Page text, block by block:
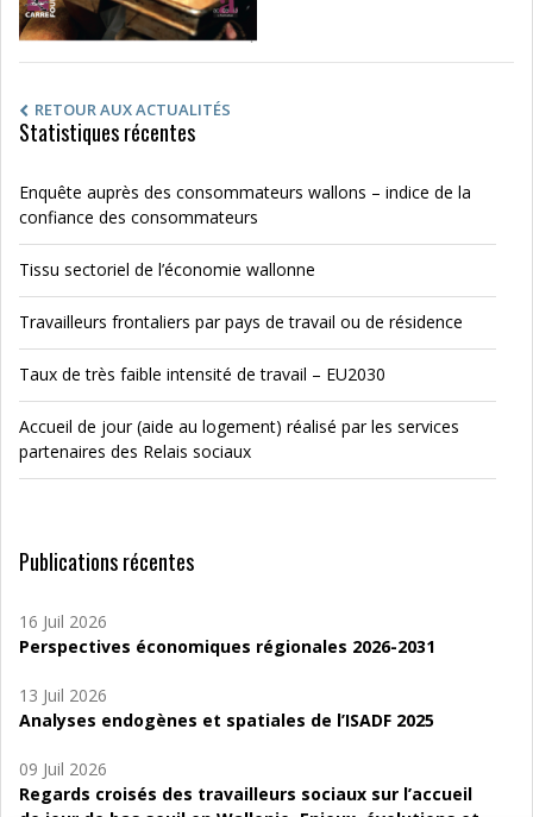
RETOUR AUX ACTUALITÉS
Statistiques récentes
Enquête auprès des consommateurs wallons – indice de la
confiance des consommateurs
Tissu sectoriel de l’économie wallonne
Travailleurs frontaliers par pays de travail ou de résidence
Taux de très faible intensité de travail – EU2030
Accueil de jour (aide au logement) réalisé par les services
partenaires des Relais sociaux
Publications récentes
16 Juil 2026
Perspectives économiques régionales 2026-2031
13 Juil 2026
Analyses endogènes et spatiales de l’ISADF 2025
09 Juil 2026
Regards croisés des travailleurs sociaux sur l’accueil